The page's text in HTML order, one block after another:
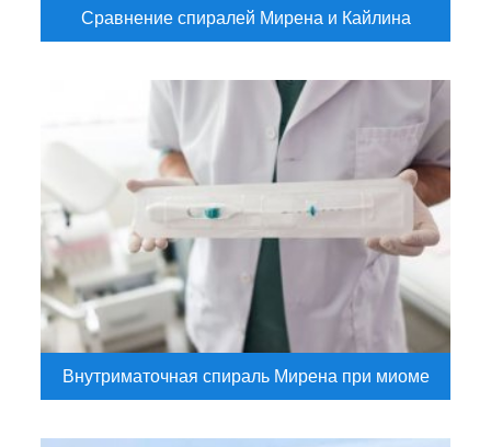
Сравнение спиралей Мирена и Кайлина
Внутриматочная спираль Мирена при миоме